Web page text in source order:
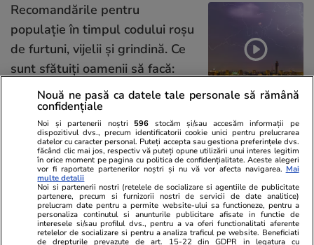
Recomandările pentru
populație în timpul codului roșu
de furtuni, vijelii și grindină. Ce
sunt sfătuiți oamenii să facă:
„Închideți toate ferestrele”
Știri România 19 iul.
Ținte aeriene detectate lângă
granița cu Ucraina. A fost emis
un mesaj RO-Alert în nordul
județului Tulcea
Nouă ne pasă ca datele tale personale să rămână
confidențiale
Noi și partenerii noștri 596 stocăm și/sau accesăm informații pe
dispozitivul dvs., precum identificatorii cookie unici pentru prelucrarea
datelor cu caracter personal. Puteți accepta sau gestiona preferințele dvs.
făcând clic mai jos, respectiv vă puteți opune utilizării unui interes legitim
în orice moment pe pagina cu politica de confidențialitate. Aceste alegeri
vor fi raportate partenerilor noștri și nu vă vor afecta navigarea. Mai
multe detalii
Noi si partenerii nostri (retelele de socializare si agentiile de publicitate
partenere, precum si furnizorii nostri de servicii de date analitice)
prelucram date pentru a permite website-ului sa functioneze, pentru a
personaliza continutul si anunturile publicitare afisate in functie de
interesele si/sau profilul dvs., pentru a va oferi functionalitati aferente
retelelor de socializare si pentru a analiza traficul pe website. Beneficiati
de drepturile prevazute de art. 15-22 din GDPR in legatura cu